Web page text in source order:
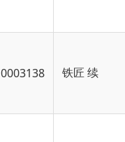
0003138 铁匠 续